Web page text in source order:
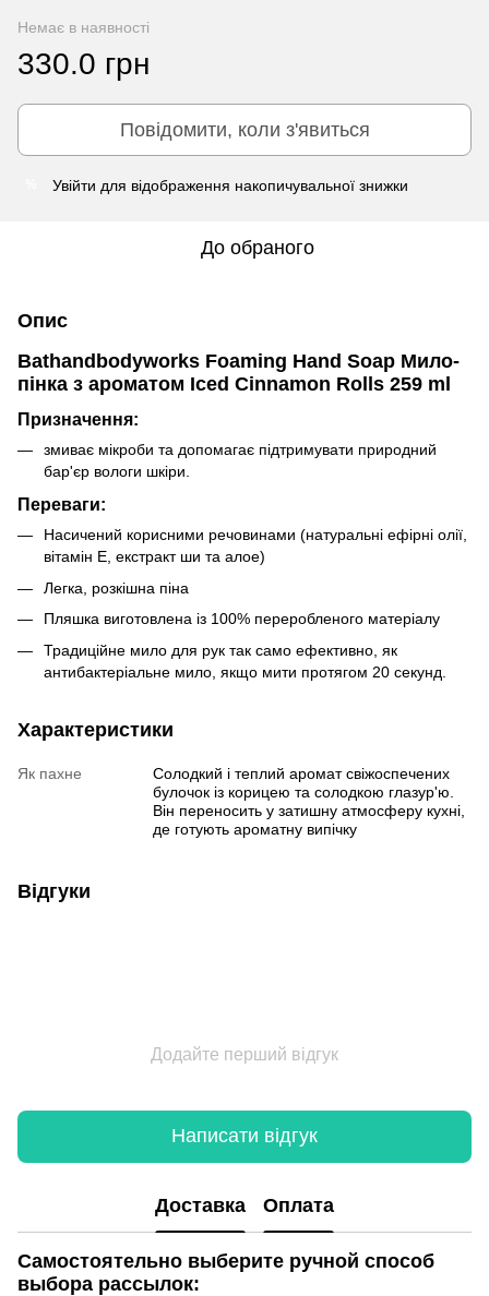
Немає в наявності
330.0 грн
Повідомити, коли з'явиться
Увійти для відображення накопичувальної знижки
До обраного
Опис
Bathandbodyworks Foaming Hand Soap Мило-
пінка з ароматом Iced Cinnamon Rolls 259 ml
Призначення:
змиває мікроби та допомагає підтримувати природний
бар'єр вологи шкіри.
Переваги:
Насичений корисними речовинами (натуральні ефірні олії,
вітамін Е, екстракт ши та алое)
Легка, розкішна піна
Пляшка виготовлена із 100% переробленого матеріалу
Традиційне мило для рук так само ефективно, як
антибактеріальне мило, якщо мити протягом 20 секунд.
Характеристики
Як пахне
Солодкий і теплий аромат свіжоспечених
булочок із корицею та солодкою глазур'ю.
Він переносить у затишну атмосферу кухні,
де готують ароматну випічку
Відгуки
Додайте перший відгук
Написати відгук
Доставка Оплата
Самостоятельно выберите ручной способ
выбора рассылок: